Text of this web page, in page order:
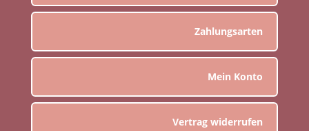
Zahlungsarten
Mein Konto
Vertrag widerrufen